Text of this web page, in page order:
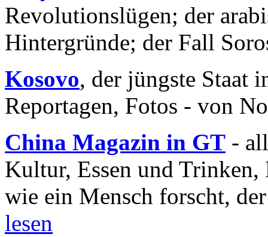
Revolutionslügen; der
Hintergründe; der Fall
Kosovo, der jüngste Staat
Reportagen, Fotos - von
China Magazin in GT -
Kultur, Essen und
wie ein Mensch forscht,
lesen